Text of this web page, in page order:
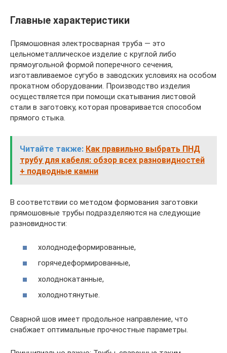
Главные характеристики
Прямошовная электросварная труба — это
цельнометаллическое изделие с круглой либо
прямоугольной формой поперечного сечения,
изготавливаемое сугубо в заводских условиях на особом
прокатном оборудовании. Производство изделия
осуществляется при помощи скатывания листовой
стали в заготовку, которая проваривается способом
прямого стыка.
Читайте также: Как правильно выбрать ПНД
трубу для кабеля: обзор всех разновидностей
+ подводные камни
В соответствии со методом формования заготовки
прямошовные трубы подразделяются на следующие
разновидности:
холоднодеформированные,
горячедеформированные,
холоднокатанные,
холоднотянутые.
Сварной шов имеет продольное направление, что
снабжает оптимальные прочностные параметры.